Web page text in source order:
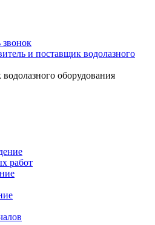
звонок
оборудования
работ